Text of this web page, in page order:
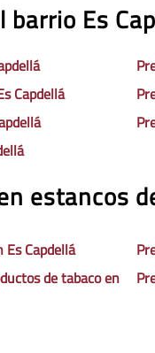
Es
Capdellá
estancos
Es Capdellá
de tabaco en